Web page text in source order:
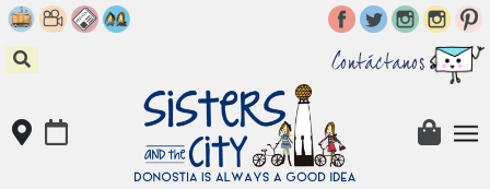
Skip
to
content
Contáctanos